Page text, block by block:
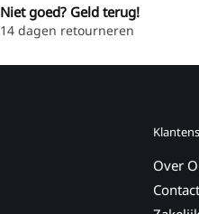
Niet goed? Geld terug!
14 dagen retourneren
Over